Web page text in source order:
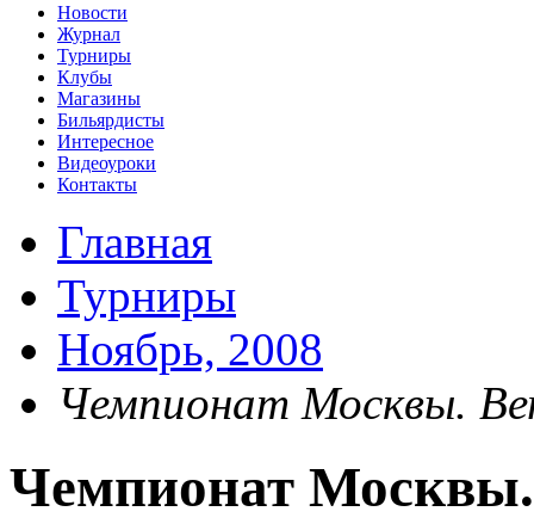
Новости
Журнал
Турниры
Клубы
Магазины
Бильярдисты
Интересное
Видеоуроки
Контакты
Главная
Турниры
Ноябрь, 2008
Чемпионат Москвы.
Чемпионат